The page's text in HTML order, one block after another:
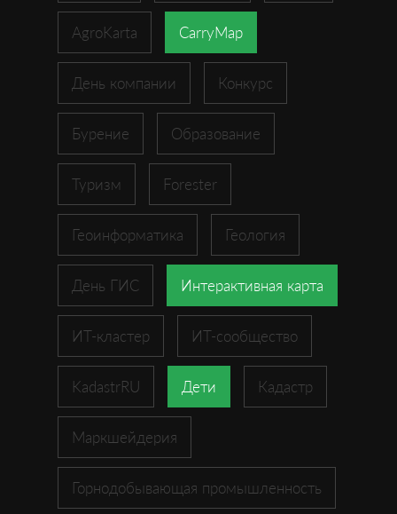
AgroKarta CarryMap
День компании Конкурс
Бурение Образование
Туризм Forester
Геоинформатика Геология
День ГИС Интерактивная карта
ИТ-кластер ИТ-сообщество
KadastrRU Дети Кадастр
Маркшейдерия
Горнодобывающая промышленность